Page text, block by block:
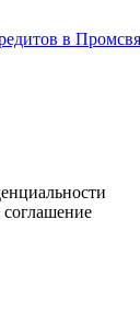
соглашение